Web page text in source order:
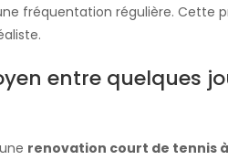
fréquentation régulière. Cette
entre quelques
renovation court de tennis